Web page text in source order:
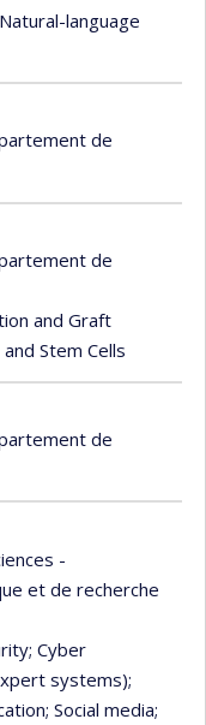
language
de
de
and Graft
Stem Cells
de
-
et de recherche
; Cyber
systems);
; Social media;